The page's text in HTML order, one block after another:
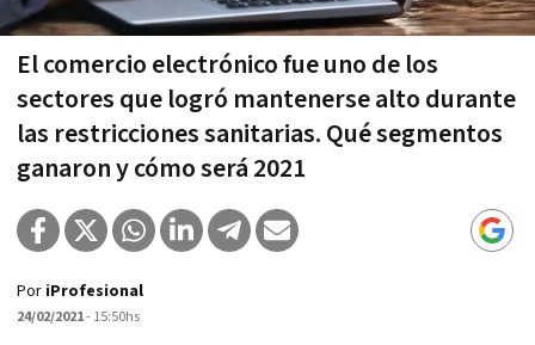
El comercio electrónico fue uno de los
sectores que logró mantenerse alto durante
las restricciones sanitarias. Qué segmentos
ganaron y cómo será 2021
Por iProfesional
24/02/2021- 15:50hs